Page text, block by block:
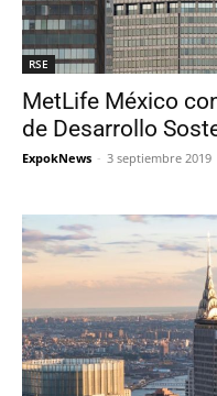
RSE
MetLife México
de Desarrollo
ExpokNews - 3 septiembre 2019